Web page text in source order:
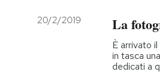
Politica
20/2/2019 La
È arrivato
in tasca
dedicati a